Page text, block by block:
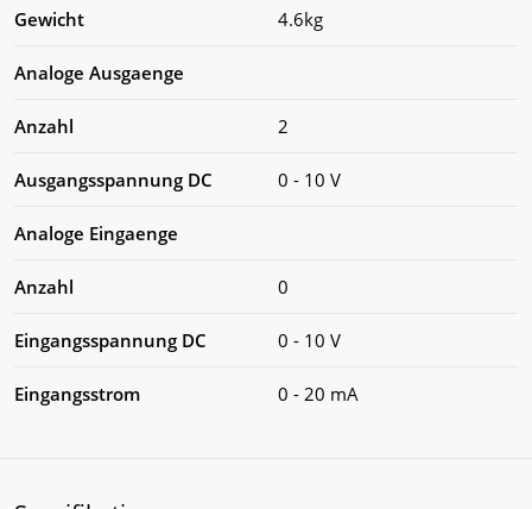
Gewicht 4.6kg
Analoge Ausgaenge
Anzahl 2
Ausgangsspannung DC 0 - 10 V
Analoge Eingaenge
Anzahl 0
Eingangsspannung DC 0 - 10 V
Eingangsstrom 0 - 20 mA